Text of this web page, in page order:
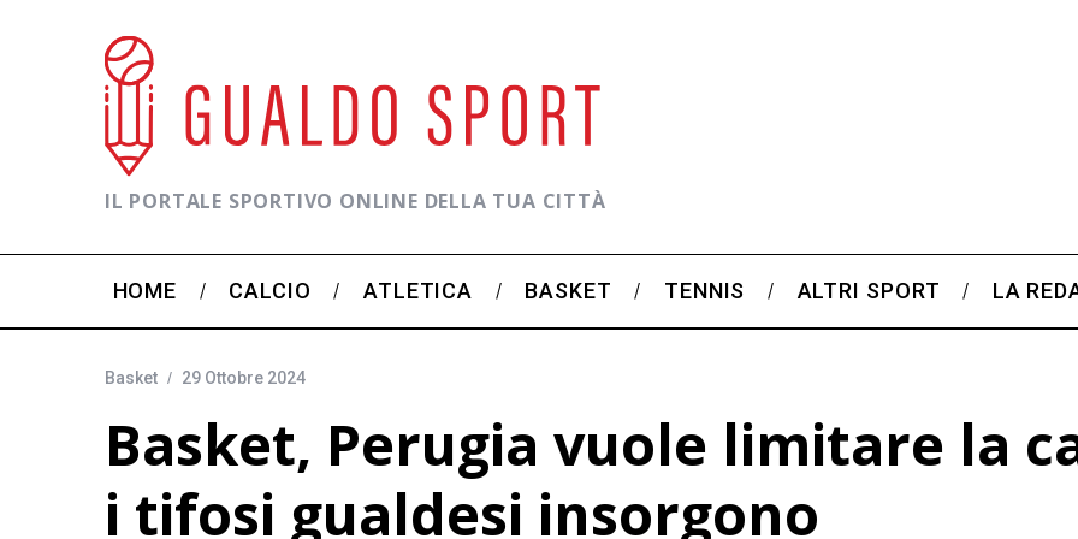
IL PORTALE SPORTIVO ONLINE DELLA TUA CITTÀ
HOME CALCIO ATLETICA BASKET TENNIS ALTRI SPORT LA
Basket 29 Ottobre 2024
Basket, Perugia vuole limitare la
i tifosi gualdesi insorgono